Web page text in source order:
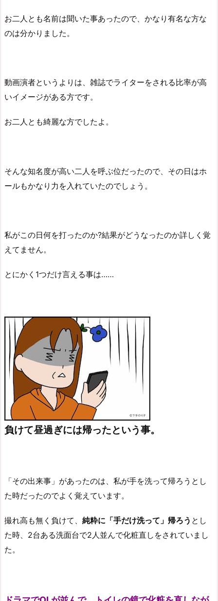
お二人とも名前は聞いた事あったので、かなり有名な方な
のは分かりました。
動画演者というよりは、雑誌でライターをされる比率が高
いイメージがある方です。
お二人とも綺麗な方でしたよ。
そんな知名度が高い二人を呼ぶ位だったので、その日はホ
ールもかなり力を入れていたのでしょう。
私がこの日何を打ったのか?結果がどうなったのか詳しく覚
えてません。
とにかく1つだけ言える事は……
負けて昼過ぎには帰ったという事。
「その出来事」があったのは、私が手を洗って帰ろうとし
た時だったのでよく覚えています。
撮れ高も無く負けて、 純粋に「手だけ洗って」帰ろう とし
た時、2台ある洗面台で2人並んで化粧直しをされていまし
た。